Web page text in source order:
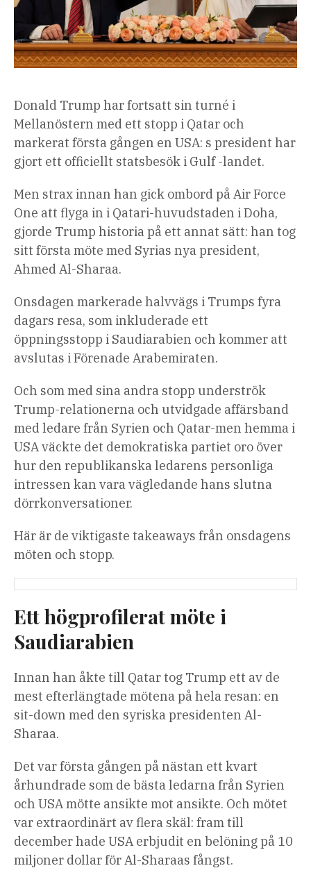
Donald Trump har fortsatt sin turné i
Mellanöstern med ett stopp i Qatar och
markerat första gången en USA: s president har
gjort ett officiellt statsbesök i Gulf -landet.
Men strax innan han gick ombord på Air Force
One att flyga in i Qatari-huvudstaden i Doha,
gjorde Trump historia på ett annat sätt: han tog
sitt första möte med Syrias nya president,
Ahmed Al-Sharaa.
Onsdagen markerade halvvägs i Trumps fyra
dagars resa, som inkluderade ett
öppningsstopp i Saudiarabien och kommer att
avslutas i Förenade Arabemiraten.
Och som med sina andra stopp underströk
Trump-relationerna och utvidgade affärsband
med ledare från Syrien och Qatar-men hemma i
USA väckte det demokratiska partiet oro över
hur den republikanska ledarens personliga
intressen kan vara vägledande hans slutna
dörrkonversationer.
Här är de viktigaste takeaways från onsdagens
möten och stopp.
Ett högprofilerat möte i
Saudiarabien
Innan han åkte till Qatar tog Trump ett av de
mest efterlängtade mötena på hela resan: en
sit-down med den syriska presidenten Al-
Sharaa.
Det var första gången på nästan ett kvart
århundrade som de bästa ledarna från Syrien
och USA mötte ansikte mot ansikte. Och mötet
var extraordinärt av flera skäl: fram till
december hade USA erbjudit en belöning på 10
miljoner dollar för Al-Sharaas fångst.